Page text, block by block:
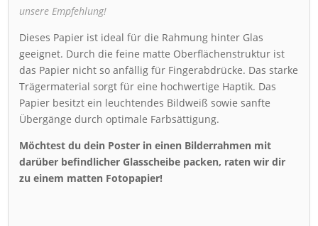
unsere Empfehlung!
Dieses Papier ist ideal für die Rahmung hinter Glas
geeignet. Durch die feine matte Oberflächenstruktur ist
das Papier nicht so anfällig für Fingerabdrücke. Das starke
Trägermaterial sorgt für eine hochwertige Haptik. Das
Papier besitzt ein leuchtendes Bildweiß sowie sanfte
Übergänge durch optimale Farbsättigung.
Möchtest du dein Poster in einen Bilderrahmen mit
darüber befindlicher Glasscheibe packen, raten wir dir
zu einem matten Fotopapier!